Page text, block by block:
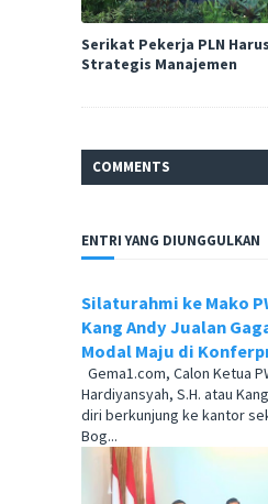
Serikat Pekerja PLN
Strategis Manajemen
COMMENTS
ENTRI YANG DIUNGGULKAN
Silaturahmi ke Mako
Kang Andy Jualan
Modal Maju di
Gema1.com, Calon Ketua
Hardiyansyah, S.H. atau
diri berkunjung ke kantor
Bog...